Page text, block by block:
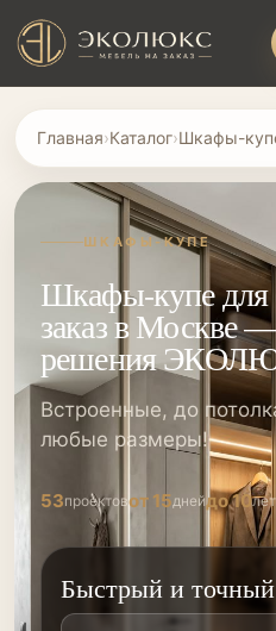
Главная›Каталог›Шкафы-
ШКАФЫ-КУПЕ
Шкафы-купе для
заказ в Москве
решения
Встроенные, до
любые размеры!
53проектовот 15днейдо 10
Быстрый и точный